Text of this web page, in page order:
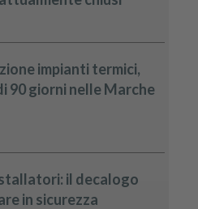
impianti termici,
90 giorni nelle Marche
il decalogo
in sicurezza